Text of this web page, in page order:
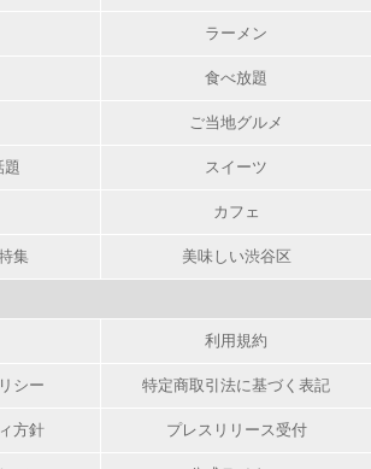
ラーメン
食べ放題
ご当地グルメ
題 スイーツ
カフェ
集 美味しい渋谷区
利用規約
シー 特定商取引法に基づく表記
方針 プレスリリース受付